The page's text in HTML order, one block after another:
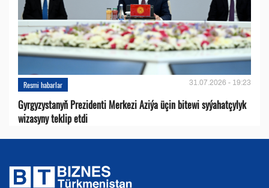
Resmi habarlar 31.07.2026 - 19:23
Gyrgyzystanyň Prezidenti Merkezi Aziýa üçin bitewi syýahatçylyk
wizasyny teklip etdi